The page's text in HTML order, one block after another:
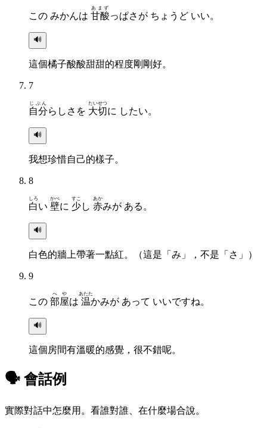
この みかんは 甘酸
あまず
っぱさが ちょうど いい。
🔊
這個橘子酸酸甜甜的程度剛剛好。
7
自分
じぶん
らしさを 大切
たいせつ
に したい。
🔊
我想珍惜自己的樣子。
8
白
しろ
い 壁
かべ
に 少
すこ
し 赤
あか
みが ある。
🔊
白色的牆上帶著一點紅。（這是「み」，不是「さ」）
9
この 部屋
へや
は 温
あたた
かみが あって いいですね。
🔊
這個房間有溫暖的感覺，很不錯呢。
🗣 會話例
實際對話中怎麼用。看誰對誰、在什麼場合說。